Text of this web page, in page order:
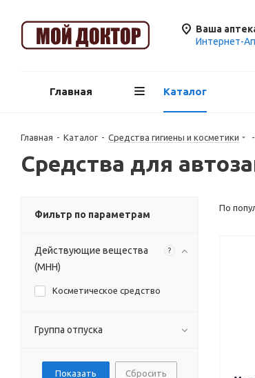
Ваша
Интернет-
Главная Каталог
Главная - Каталог - Средства гигиены и косметики -
Средства для
По
Фильтр по параметрам
Действующие вещества
(МНН)
?
Косметическое средство
Группа отпуска
Сбросить